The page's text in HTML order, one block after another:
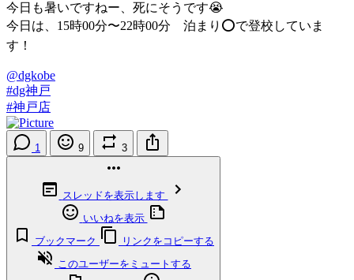
今日も暑いですねー、死にそうです😭
今日は、15時00分〜22時00分 泊まり⭕️で登校していま
す！
@dgkobe
#dg神戸
#神戸店
1 9 3
スレッドを表示します
いいねを表示
ブックマーク
リンクをコピーする
このユーザーをミュートする